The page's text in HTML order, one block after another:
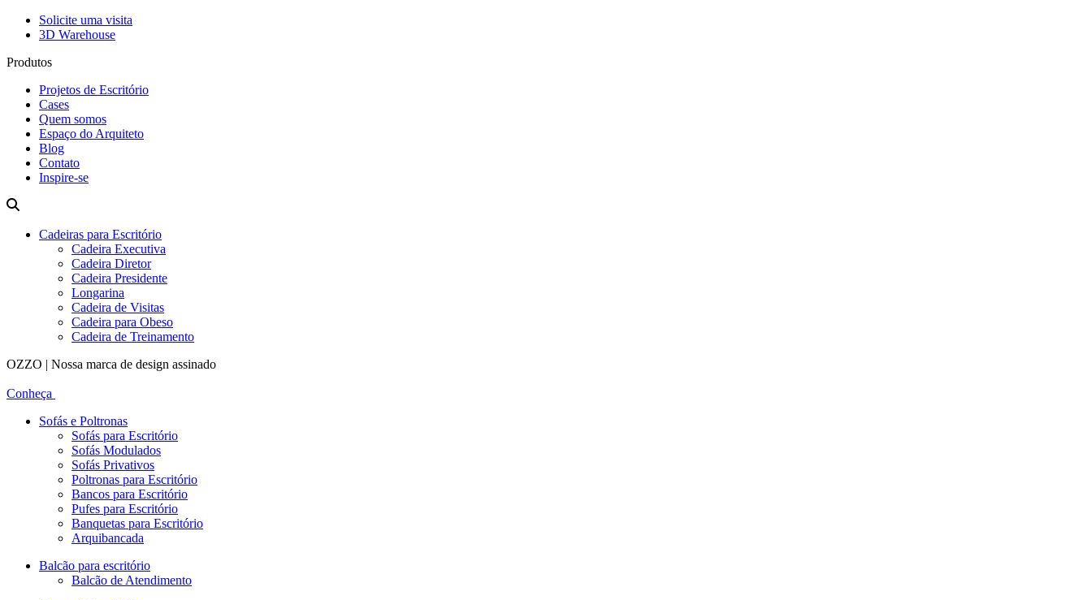
Solicite uma visita
3D Warehouse
Produtos
Projetos de Escritório
Cases
Quem somos
Espaço do Arquiteto
Blog
Contato
Inspire-se
Cadeiras para Escritório
Cadeira Executiva
Cadeira Diretor
Cadeira Presidente
Longarina
Cadeira de Visitas
Cadeira para Obeso
Cadeira de Treinamento
OZZO | Nossa marca de design assinado
Conheça
Sofás e Poltronas
Sofás para Escritório
Sofás Modulados
Sofás Privativos
Poltronas para Escritório
Bancos para Escritório
Pufes para Escritório
Banquetas para Escritório
Arquibancada
Balcão para escritório
Balcão de Atendimento